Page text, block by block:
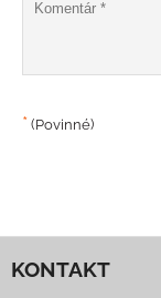
* (Povinné)
KONTAKT